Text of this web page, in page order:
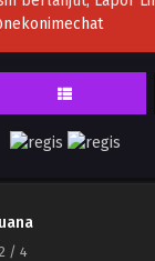
2 / 4